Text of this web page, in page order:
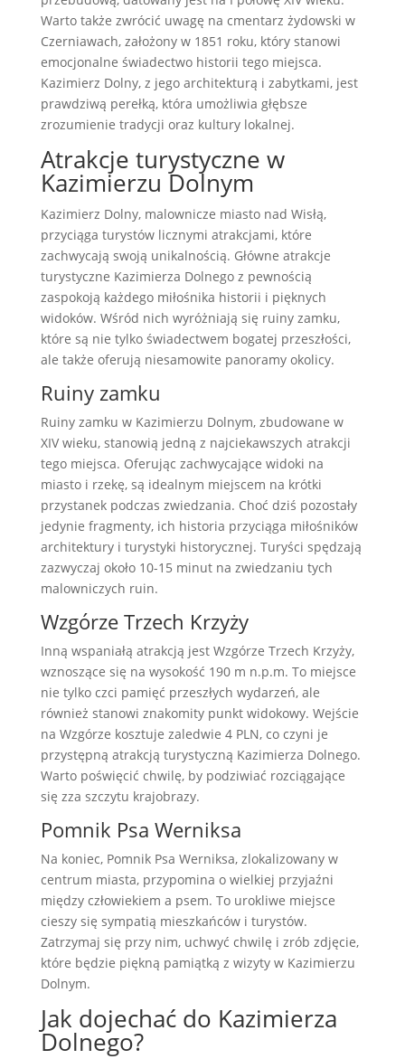
Warto także zwrócić uwagę na cmentarz żydowski w
Czerniawach, założony w 1851 roku, który stanowi
emocjonalne świadectwo historii tego miejsca.
Kazimierz Dolny, z jego architekturą i zabytkami, jest
prawdziwą perełką, która umożliwia głębsze
zrozumienie tradycji oraz kultury lokalnej.
Atrakcje turystyczne w
Kazimierzu Dolnym
Kazimierz Dolny, malownicze miasto nad Wisłą,
przyciąga turystów licznymi atrakcjami, które
zachwycają swoją unikalnością. Główne atrakcje
turystyczne Kazimierza Dolnego z pewnością
zaspokoją każdego miłośnika historii i pięknych
widoków. Wśród nich wyróżniają się ruiny zamku,
które są nie tylko świadectwem bogatej przeszłości,
ale także oferują niesamowite panoramy okolicy.
Ruiny zamku
Ruiny zamku w Kazimierzu Dolnym, zbudowane w
XIV wieku, stanowią jedną z najciekawszych atrakcji
tego miejsca. Oferując zachwycające widoki na
miasto i rzekę, są idealnym miejscem na krótki
przystanek podczas zwiedzania. Choć dziś pozostały
jedynie fragmenty, ich historia przyciąga miłośników
architektury i turystyki historycznej. Turyści spędzają
zazwyczaj około 10-15 minut na zwiedzaniu tych
malowniczych ruin.
Wzgórze Trzech Krzyży
Inną wspaniałą atrakcją jest Wzgórze Trzech Krzyży,
wznoszące się na wysokość 190 m n.p.m. To miejsce
nie tylko czci pamięć przeszłych wydarzeń, ale
również stanowi znakomity punkt widokowy. Wejście
na Wzgórze kosztuje zaledwie 4 PLN, co czyni je
przystępną atrakcją turystyczną Kazimierza Dolnego.
Warto poświęcić chwilę, by podziwiać rozciągające
się zza szczytu krajobrazy.
Pomnik Psa Werniksa
Na koniec, Pomnik Psa Werniksa, zlokalizowany w
centrum miasta, przypomina o wielkiej przyjaźni
między człowiekiem a psem. To urokliwe miejsce
cieszy się sympatią mieszkańców i turystów.
Zatrzymaj się przy nim, uchwyć chwilę i zrób zdjęcie,
które będzie piękną pamiątką z wizyty w Kazimierzu
Dolnym.
Jak dojechać do Kazimierza
Dolnego?